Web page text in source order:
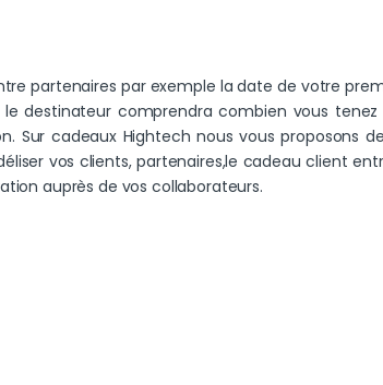
partenaires par exemple la date de votre
destinateur comprendra combien vous
cadeaux Hightech nous vous proposons
vos clients, partenaires,le cadeau client
auprès de vos collaborateurs.